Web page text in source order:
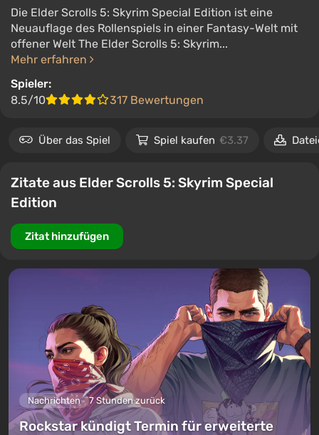
Die Elder Scrolls 5: Skyrim Special Edition ist eine
Neuauflage des Rollenspiels in einer Fantasy-Welt mit
offener Welt The Elder Scrolls 5: Skyrim...
Mehr erfahren
Spieler:
8.5/10
317 Bewertungen
Über das Spiel Spiel kaufen €3.37
Zitate aus Elder Scrolls 5: Skyrim Special
Edition
Zitat hinzufügen
Nachrichten 7 Stunden zurück
Rockstar kündigt Termin für erweiterte